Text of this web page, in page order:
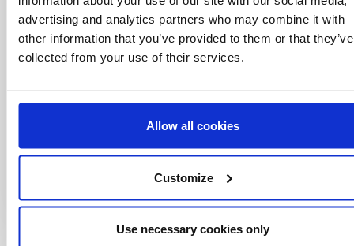
advertising and analytics partners who may combine it with
other information that you’ve provided to them or that they’ve
collected from your use of their services.
Allow all cookies
Customize
Use necessary cookies only